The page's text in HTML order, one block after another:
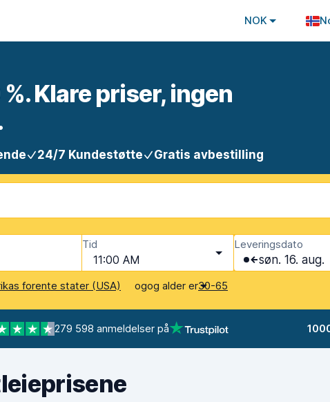
NOK
Klare priser, ingen
24/7 Kundestøtte Gratis avbestilling
Tid
11:00 AM
Leveringsdato
søn. 16. aug.
forente stater (USA) ogog alder er30-65
279 598 anmeldelser på